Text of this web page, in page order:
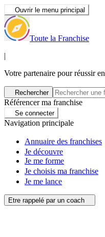
Ouvrir le menu principal
Toute la Franchise
|
Votre partenaire pour réussir
Rechercher
Référencer ma franchise
Se connecter
Navigation principale
Annuaire des franchises
Je découvre
Je me forme
Je choisis ma franchise
Je me lance
Etre rappelé par un coach